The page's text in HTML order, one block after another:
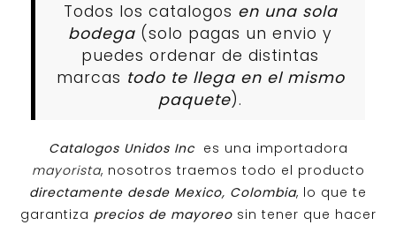
Todos los catalogos en una sola
bodega (solo pagas un envio y
puedes ordenar de distintas
marcas todo te llega en el mismo
paquete).
Catalogos Unidos Inc es una importadora
mayorista, nosotros traemos todo el producto
directamente desde Mexico, Colombia, lo que te
garantiza precios de mayoreosin tener que hacer